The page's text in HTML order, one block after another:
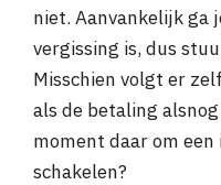
niet. Aanvankelijk ga
vergissing is, dus
Misschien volgt er
als de betaling
moment daar om
schakelen?